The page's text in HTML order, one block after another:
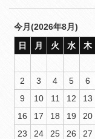
今月(2026年8月)
日
月 火 水 木
2
3 4 5 6
9
10 11 12 13
16
17 18 19 20
23
24 25 26 27